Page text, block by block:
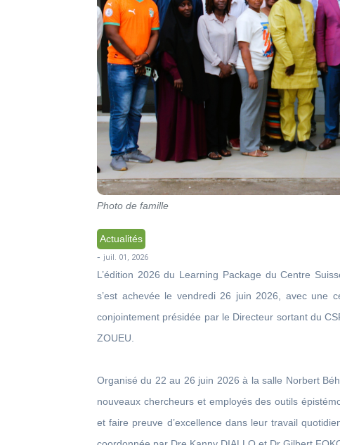
Photo de famille
Actualités
- juil. 01, 2026
L’édition 2026 du Learning Package du Centre
s’est achevée le vendredi 26 juin 2026, avec une
conjointement présidée par le Directeur sortant du
ZOUEU.
Organisé du 22 au 26 juin 2026 à la salle Norbert
nouveaux chercheurs et employés des outils
et faire preuve d’excellence dans leur travail